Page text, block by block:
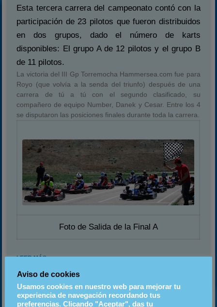
Esta tercera carrera del campeonato contó con la
participación de 23 pilotos que fueron distribuidos
en dos grupos, dado el número de karts
disponibles: El grupo A de 12 pilotos y el grupo B
de 11 pilotos.
La victoria del III Gp Torremocha Hammersea.com fue para
Royo (que volvía a la senda del triunfo) después de una
carrera de tú a tú con el segundo clasificado, su
compañero de equipo Number, Danek y Cesar. Entre los 4
se disputaron las posiciones finales durante toda la carrera.
Foto de Salida de la Final A
LEER MÁS
23 abril, 2014 18:00
Aviso de cookies
Usamos cookies en nuestro web para mejorar tu
experiencia de navegación recordando tus
preferencias. Clicando "Aceptar", das tu